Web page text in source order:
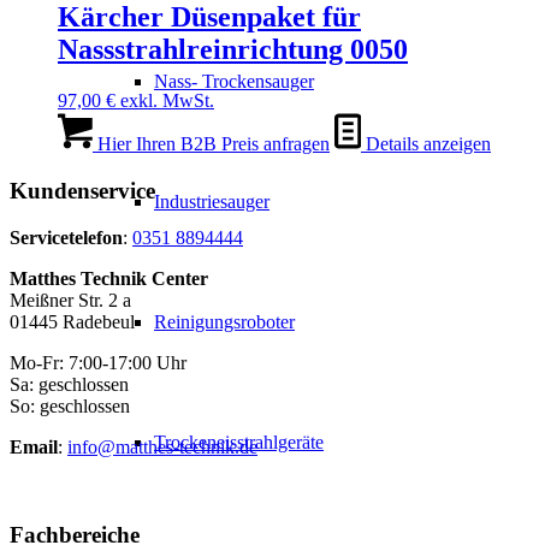
Nass- Trockensauger
Industriesauger
Reinigungsroboter
Trockeneisstrahlgeräte
Kärcher Düsenpaket für
Nassstrahlreinrichtung 0050
97,00 € exkl. MwSt.
Hier Ihren B2B Preis anfragen Details anzeigen
Kundenservice
Servicetelefon: 0351 8894444
Matthes Technik Center
Meißner Str. 2 a
01445 Radebeul
Mo-Fr: 7:00-17:00 Uhr
Sa: geschlossen
So: geschlossen
Email: info@matthes-technik.de
Fachbereiche